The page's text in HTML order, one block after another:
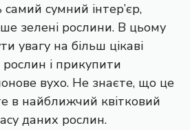
сумний інтер’єр,
зелені рослини. В цьому
увагу на більш цікаві
і прикупити
вухо. Не знаєте, що це
в найближчий квітковий
даних рослин.